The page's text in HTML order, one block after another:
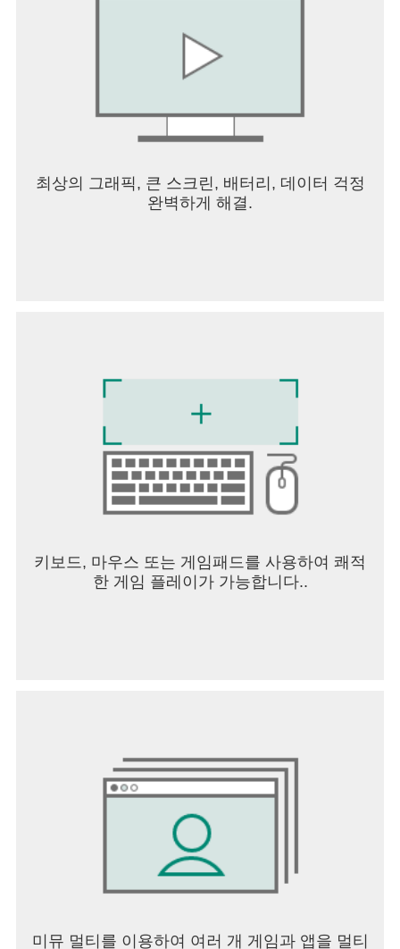
최상의 그래픽, 큰 스크린, 배터리, 데이터 걱정
완벽하게 해결.
키보드, 마우스 또는 게임패드를 사용하여 쾌적
한 게임 플레이가 가능합니다..
미뮤 멀티를 이용하여 여러 개 게임과 앱을 멀티